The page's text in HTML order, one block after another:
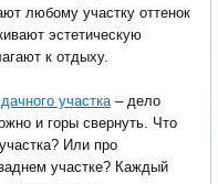
любому участку оттенок
эстетическую
к отдыху.
участка– дело
и горы свернуть. Что
Или про
участке? Каждый